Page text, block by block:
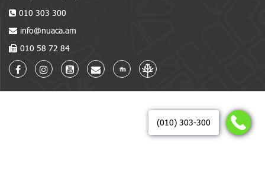
(010) 303-300
010 303 300
info@nuaca.am
010 58 72 84